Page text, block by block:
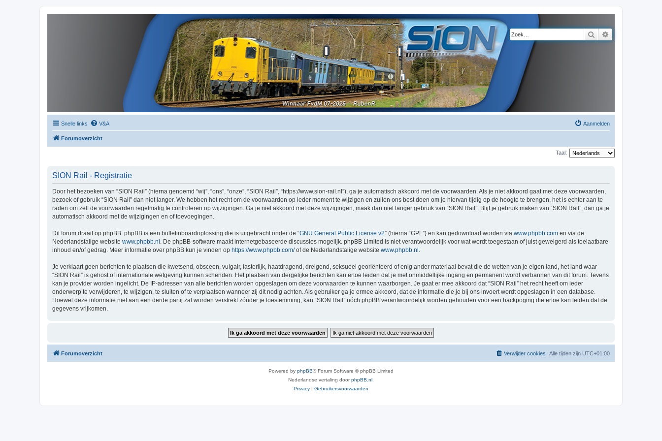
Zoek
Snelle links V&A Aanmelden
Forumoverzicht
Taal:
SION Rail - Registratie
Door het bezoeken van “SION Rail” (hierna genoemd “wij”, “ons”, “onze”, “SION Rail”, “https://www.sion-rail.nl”), ga je automatisch akkoord met de voorwaarden. Als je niet akkoord gaat met deze voorwaarden,
bezoek of gebruik “SION Rail” dan niet langer. We hebben het recht om de voorwaarden op ieder moment te wijzigen en zullen ons best doen om je hiervan tijdig op de hoogte te brengen, het is echter aan te
raden om zelf de voorwaarden regelmatig te controleren op wijzigingen. Ga je niet akkoord met deze wijzigingen, maak dan niet langer gebruik van “SION Rail”. Blijf je gebruik maken van “SION Rail”, dan ga je
automatisch akkoord met de wijzigingen en of toevoegingen.
Dit forum draait op phpBB. phpBB is een bulletinboardoplossing die is uitgebracht onder de “GNU General Public License v2” (hierna “GPL”) en kan gedownload worden via www.phpbb.com en via de
Nederlandstalige website www.phpbb.nl . De phpBB-software maakt internetgebaseerde discussies mogelijk. phpBB Limited is niet verantwoordelijk voor wat wordt toegestaan of juist geweigerd als toelaatbare
inhoud en/of gedrag. Meer informatie over phpBB kun je vinden op https://www.phpbb.com/of de Nederlandstalige website www.phpbb.nl
Je verklaart geen berichten te plaatsen die kwetsend, obsceen, vulgair, lasterlijk, haatdragend, dreigend, seksueel georiënteerd of enig ander materiaal bevat die de wetten van je eigen land, het land waar
“SION Rail” is gehost of internationale wetgeving kunnen schenden. Het plaatsen van dergelijke berichten kan ertoe leiden dat je met onmiddellijke ingang en permanent wordt verbannen van dit forum. Tevens
kan je provider worden ingelicht. De IP-adressen van alle berichten worden opgeslagen om deze voorwaarden te kunnen waarborgen. Je gaat er mee akkoord dat “SION Rail” het recht heeft om ieder
onderwerp te verwijderen, te wijzigen, te sluiten of te verplaatsen wanneer zij dit nodig achten. Als gebruiker ga je ermee akkoord, dat de informatie die je bij ons invoert wordt opgeslagen in een database.
Hoewel deze informatie niet aan een derde partij zal worden verstrekt zónder je toestemming, kan “SION Rail” nóch phpBB verantwoordelijk worden gehouden voor een hackpoging die ertoe kan leiden dat de
gegevens vrijkomen.
Forumoverzicht Alle tijden zijn UTC+01:00
Verwijder cookies
Powered by phpBB® Forum Software © phpBB Limited
Nederlandse vertaling doorphpBB.nl
Privacy | Gebruikersvoorwaarden